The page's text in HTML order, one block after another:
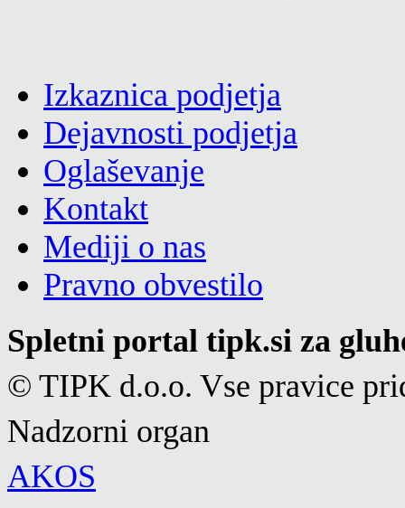
Izkaznica podjetja
Dejavnosti podjetja
Oglaševanje
Kontakt
Mediji o nas
Pravno obvestilo
Spletni portal tipk.si za
© TIPK d.o.o. Vse pravice
Nadzorni organ
AKOS